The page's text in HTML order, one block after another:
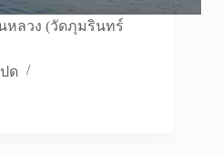
หลวง (วัดภุมรินทร์
ด